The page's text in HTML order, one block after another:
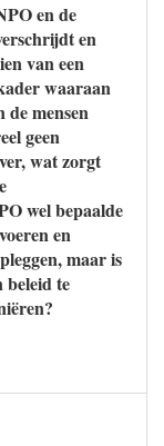
en de
en
van een
waaraan
de mensen
geen
wat zorgt
wel bepaalde
en
maar is
beleid te